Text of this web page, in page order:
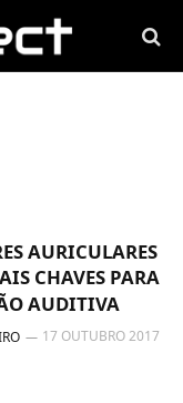
AURICULARES
CHAVES PARA
AUDITIVA
17 OUTUBRO 2017